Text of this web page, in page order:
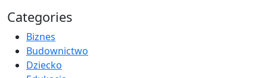
Categories
Biznes
Budownictwo
Dziecko